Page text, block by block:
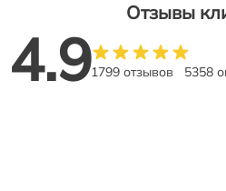
Отзывы
4.91799 отзывов 5358